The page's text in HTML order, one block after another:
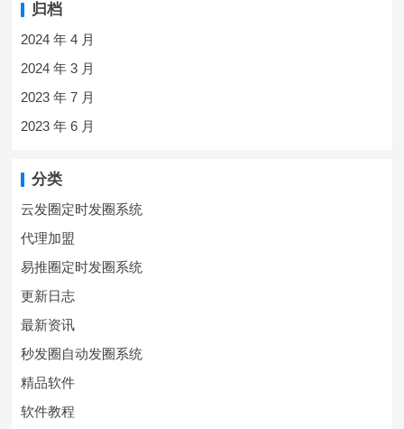
归档
2024 年 4 月
2024 年 3 月
2023 年 7 月
2023 年 6 月
分类
云发圈定时发圈系统
代理加盟
易推圈定时发圈系统
更新日志
最新资讯
秒发圈自动发圈系统
精品软件
软件教程